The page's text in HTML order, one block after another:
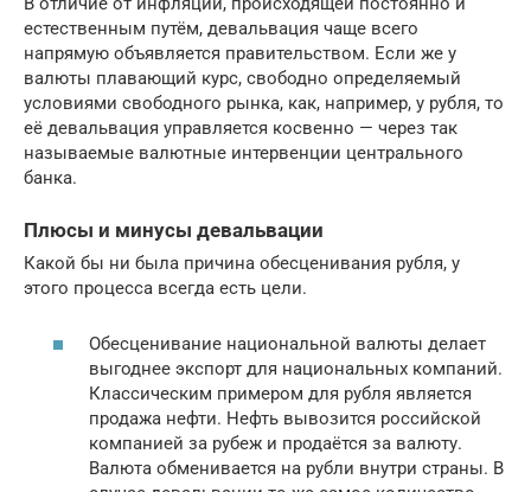
естественным путём, девальвация чаще всего
напрямую объявляется правительством. Если же у
валюты плавающий курс, свободно определяемый
условиями свободного рынка, как, например, у рубля, то
её девальвация управляется косвенно — через так
называемые валютные интервенции центрального
банка.
Плюсы и минусы девальвации
Какой бы ни была причина обесценивания рубля, у
этого процесса всегда есть цели.
Обесценивание национальной валюты делает
выгоднее экспорт для национальных компаний.
Классическим примером для рубля является
продажа нефти. Нефть вывозится российской
компанией за рубеж и продаётся за валюту.
Валюта обменивается на рубли внутри страны. В